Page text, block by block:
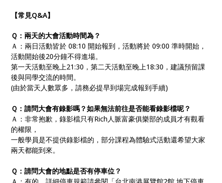
【常見Q&A】
Ｑ：兩天的大會活動時間為？
Ａ：兩日活動皆於 08:10 開始報到，活動將於 09:00 準時開始，
活動開始後20分鐘不得進場。
第一天活動至晚上21:30，第二天活動至晚上18:30，建議預留課
後與同學交流的時間。
(由於當天人數眾多，請務必提早到場完成報到手續)
Ｑ：請問大會有錄影嗎？如果無法前往是否能看錄影檔呢？
Ａ：非常抱歉，錄影檔只有Rich人脈富豪俱樂部的成員才有觀看
的權限，
一般學員是不提供錄影檔的，部分課程為體驗式活動還希望大家
兩天都能到來。
Ｑ：請問大會的地點是否有停車位？